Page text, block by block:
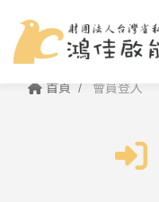
首頁 會員登入